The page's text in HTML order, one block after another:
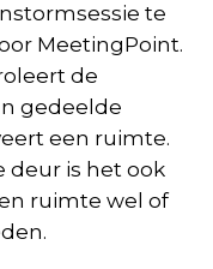
te
MeetingPoint.
de
gedeelde
een ruimte.
deur is het ook
ruimte wel of